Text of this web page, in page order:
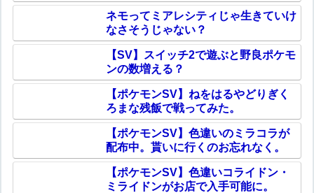
ネモってミアレシティじゃ生きていけ
なさそうじゃない？
【SV】スイッチ2で遊ぶと野良ポケモ
ンの数増える？
【ポケモンSV】ねをはるやどりぎく
ろまな残飯で戦ってみた。
【ポケモンSV】色違いのミラコラが
配布中。貰いに行くのお忘れなく。
【ポケモンSV】色違いコライドン・
ミライドンがお店で入手可能に。